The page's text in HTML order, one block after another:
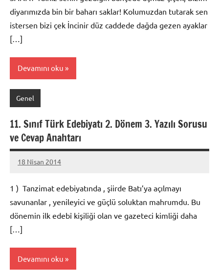
diyarımızda bin bir baharı saklar! Kolumuzdan tutarak sen
istersen bizi çek İncinir düz caddede dağda gezen ayaklar
[…]
Devamını oku
Genel
11. Sınıf Türk Edebiyatı 2. Dönem 3. Yazılı Sorusu
ve Cevap Anahtarı
18 Nisan 2014
admin
1 ) Tanzimat edebiyatında , şiirde Batı’ya açılmayı
savunanlar , yenileyici ve güçlü soluktan mahrumdu. Bu
dönemin ilk edebî kişiliği olan ve gazeteci kimliği daha
[…]
Devamını oku